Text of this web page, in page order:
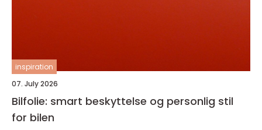
inspiration
07. July 2026
Bilfolie: smart beskyttelse og personlig stil
for bilen